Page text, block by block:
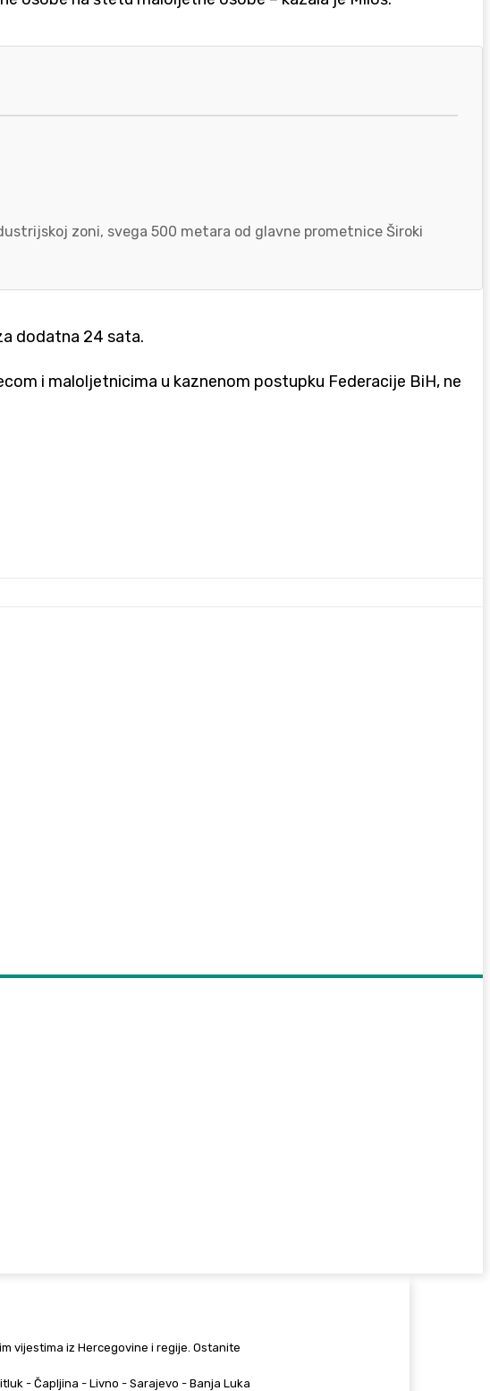
zoni, svega 500 metara od glavne prometnice Široki
dodatna 24 sata.
i maloljetnicima u kaznenom postupku Federacije BiH, ne
vijestima iz Hercegovine i regije. Ostanite
- Čapljina - Livno - Sarajevo - Banja Luka